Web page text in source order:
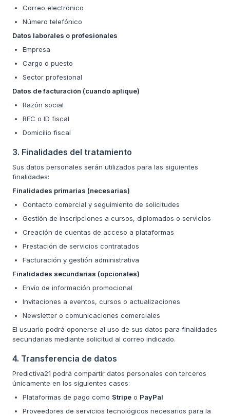
Correo electrónico
Número telefónico
Datos laborales o profesionales
Empresa
Cargo o puesto
Sector profesional
Datos de facturación (cuando aplique)
Razón social
RFC o ID fiscal
Domicilio fiscal
3. Finalidades del tratamiento
Sus datos personales serán utilizados para las siguientes
finalidades:
Finalidades primarias (necesarias)
Contacto comercial y seguimiento de solicitudes
Gestión de inscripciones a cursos, diplomados o servicios
Creación de cuentas de acceso a plataformas
Prestación de servicios contratados
Facturación y gestión administrativa
Finalidades secundarias (opcionales)
Envío de información promocional
Invitaciones a eventos, cursos o actualizaciones
Newsletter o comunicaciones comerciales
El usuario podrá oponerse al uso de sus datos para finalidades
secundarias mediante solicitud al correo indicado.
4. Transferencia de datos
Predictiva21 podrá compartir datos personales con terceros
únicamente en los siguientes casos:
Plataformas de pago como Stripe o PayPal
Proveedores de servicios tecnológicos necesarios para la